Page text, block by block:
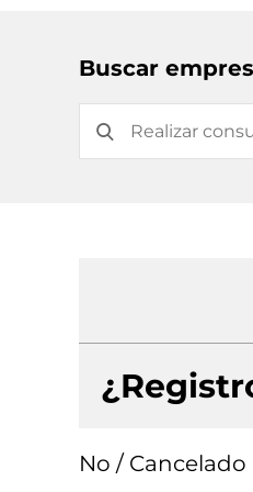
Buscar
No / Cancelado